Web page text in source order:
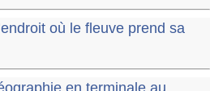
où le fleuve prend sa